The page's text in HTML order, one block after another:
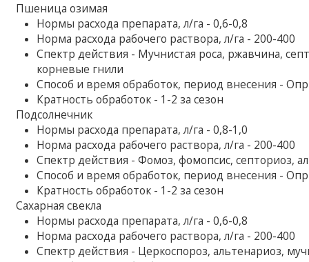
Пшеница озимая
Нормы расхода препарата, л/га - 0,6-0,8
Норма расхода рабочего раствора, л/га - 200-400
Спектр действия - Мучнистая роса, ржавчина,
корневые гнили
Способ и время обработок, период внесения -
Кратность обработок - 1-2 за сезон
Подсолнечник
Нормы расхода препарата, л/га - 0,8-1,0
Норма расхода рабочего раствора, л/га - 200-400
Спектр действия - Фомоз, фомопсис, септориоз,
Способ и время обработок, период внесения -
Кратность обработок - 1-2 за сезон
Сахарная свекла
Нормы расхода препарата, л/га - 0,6-0,8
Норма расхода рабочего раствора, л/га - 200-400
Спектр действия - Церкоспороз, альтенариоз,